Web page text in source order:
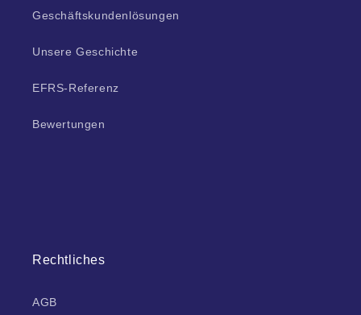
Geschäftskundenlösungen
Unsere Geschichte
EFRS-Referenz
Bewertungen
Rechtliches
AGB